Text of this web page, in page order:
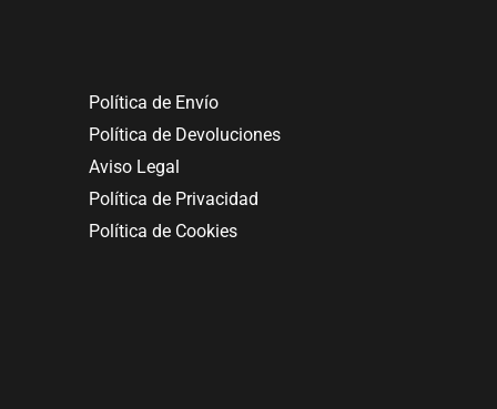
Política de Envío
Política de Devoluciones
Aviso Legal
Política de Privacidad
Política de Cookies